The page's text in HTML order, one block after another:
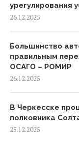
урегулирования
26.12.2025
Большинство
правильным
ОСАГО – РОМИР
26.12.2025
В Черкесске
полковника
25.12.2025